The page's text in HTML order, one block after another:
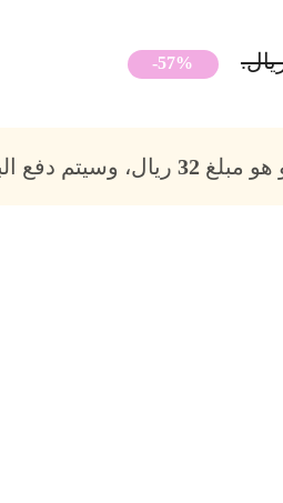
-57%
هو مبلغ32 ريال، وسيتم دفع